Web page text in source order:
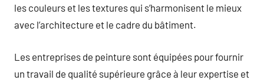
les couleurs et les textures qui s’harmonisent le mieux
avec l’architecture et le cadre du bâtiment.
Les entreprises de peinture sont équipées pour fournir
un travail de qualité supérieure grâce à leur expertise et